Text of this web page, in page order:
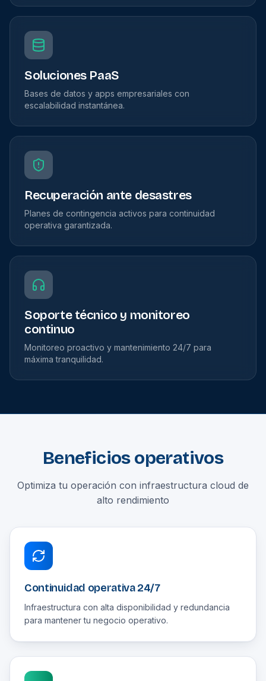
Soluciones PaaS
Bases de datos y apps empresariales con
escalabilidad instantánea.
Recuperación ante desastres
Planes de contingencia activos para continuidad
operativa garantizada.
Soporte técnico y monitoreo
continuo
Monitoreo proactivo y mantenimiento 24/7 para
máxima tranquilidad.
Beneficios operativos
Optimiza tu operación con infraestructura cloud de
alto rendimiento
Continuidad operativa 24/7
Infraestructura con alta disponibilidad y redundancia
para mantener tu negocio operativo.